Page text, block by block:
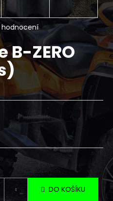
hodnocení
B-ZERO
DO KOŠÍKU